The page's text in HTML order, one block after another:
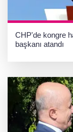
CHP'de kongre
başkanı atandı